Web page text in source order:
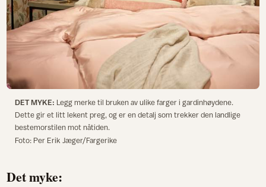
DET MYKE: Legg merke til bruken av ulike farger i gardinhøydene.
Dette gir et litt lekent preg, og er en detalj som trekker den landlige
bestemorstilen mot nåtiden.
Foto: Per Erik Jæger/Fargerike
Det myke: